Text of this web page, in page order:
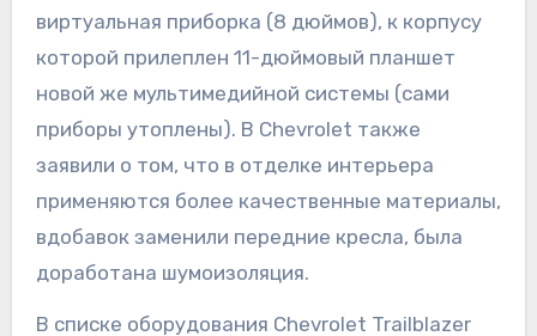
виртуальная приборка (8 дюймов), к корпусу
которой прилеплен 11-дюймовый планшет
новой же мультимедийной системы (сами
приборы утоплены). В Chevrolet также
заявили о том, что в отделке интерьера
применяются более качественные материалы,
вдобавок заменили передние кресла, была
доработана шумоизоляция.
В списке оборудования Chevrolet Trailblazer